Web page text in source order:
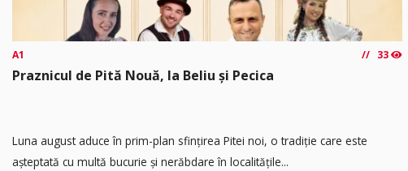
A1 33
Praznicul de Pită Nouă, la Beliu și Pecica
Luna august aduce în prim-plan sfințirea Pitei noi, o tradiție care este
așteptată cu multă bucurie și nerăbdare în localitățile...